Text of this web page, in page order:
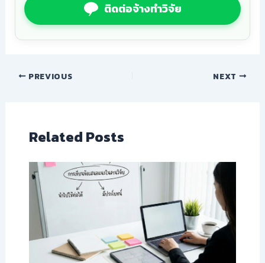
ติดต่อจ้างทำวิจัย
PREVIOUS NEXT
Related Posts